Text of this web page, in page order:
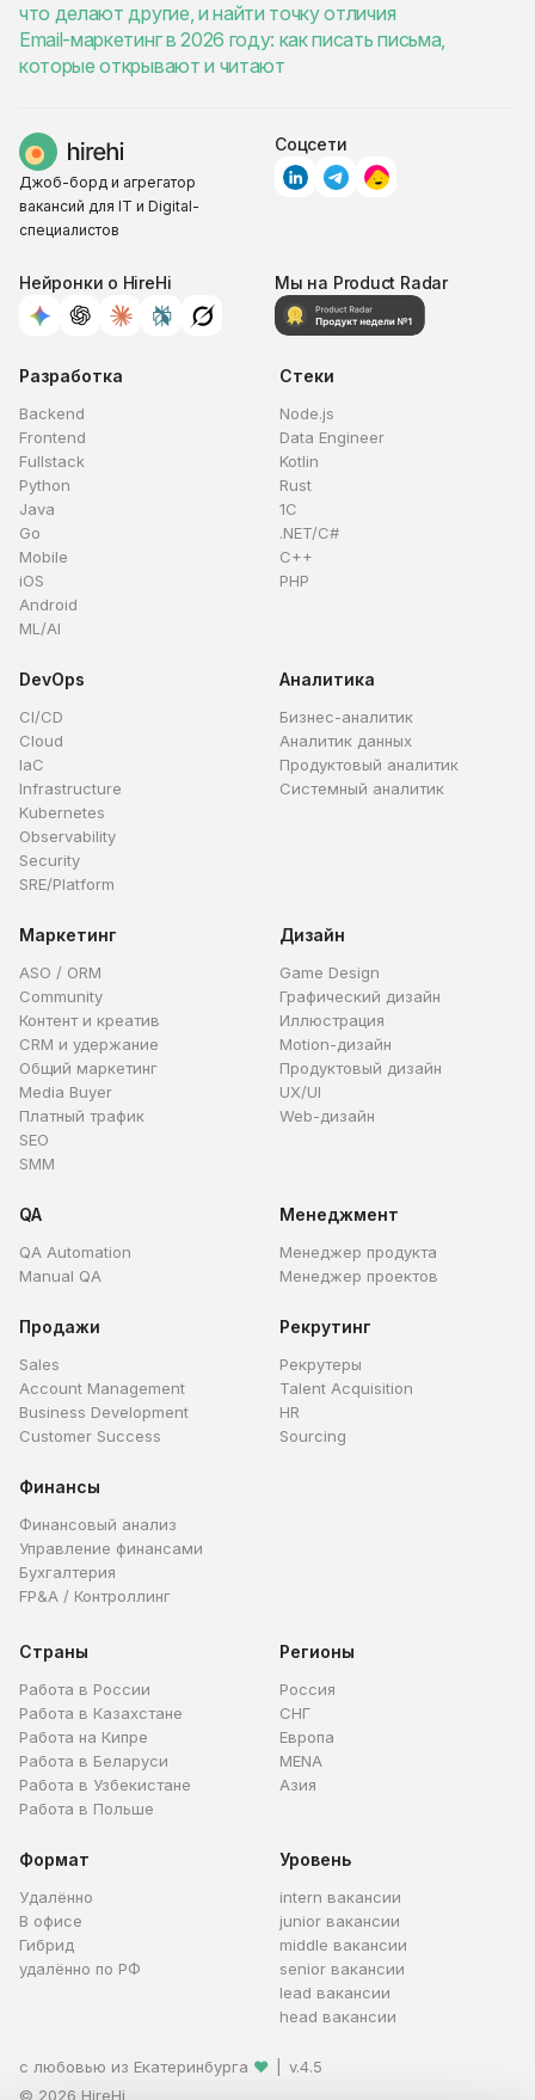
что делают другие, и найти точку отличия
Email-маркетинг в 2026 году: как писать письма,
которые открывают и читают
Джоб-борд и агрегатор
вакансий для IT и Digital-
специалистов
Соцсети
Нейронки о HireHi Мы на Product Radar
Разработка
Backend
Frontend
Fullstack
Python
Java
Go
Mobile
iOS
Android
ML/AI
Стеки
Node.js
Data Engineer
Kotlin
Rust
1C
.NET/C#
C++
PHP
DevOps
CI/CD
Cloud
IaC
Infrastructure
Kubernetes
Observability
Security
SRE/Platform
Аналитика
Бизнес-аналитик
Аналитик данных
Продуктовый аналитик
Системный аналитик
Маркетинг
ASO / ORM
Community
Контент и креатив
CRM и удержание
Общий маркетинг
Media Buyer
Платный трафик
SEO
SMM
Дизайн
Game Design
Графический дизайн
Иллюстрация
Motion-дизайн
Продуктовый дизайн
UX/UI
Web-дизайн
QA
QA Automation
Manual QA
Менеджмент
Менеджер продукта
Менеджер проектов
Продажи
Sales
Account Management
Business Development
Customer Success
Рекрутинг
Рекрутеры
Talent Acquisition
HR
Sourcing
Финансы
Финансовый анализ
Управление финансами
Бухгалтерия
FP&A / Контроллинг
Страны
Работа в России
Работа в Казахстане
Работа на Кипре
Работа в Беларуси
Работа в Узбекистане
Работа в Польше
Регионы
Россия
СНГ
Европа
MENA
Азия
Формат
Удалённо
В офисе
Гибрид
удалённо по РФ
Уровень
intern вакансии
junior вакансии
middle вакансии
senior вакансии
lead вакансии
head вакансии
с любовью из Екатеринбурга ❤
v.4.5
© 2026 HireHi